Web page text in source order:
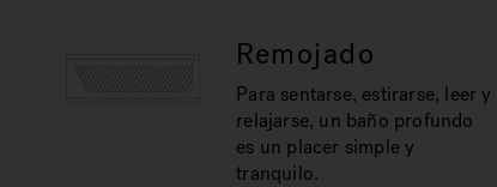
Remojado
Para sentarse, estirarse, leer y
relajarse, un baño profundo
es un placer simple y
tranquilo.